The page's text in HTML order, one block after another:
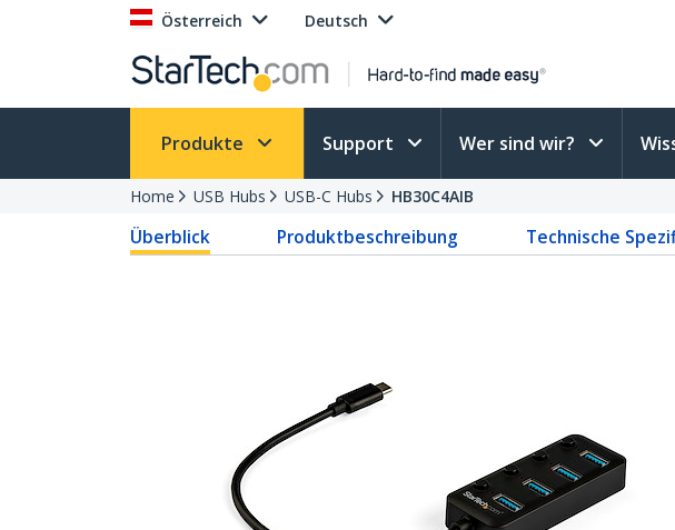
Österreich Deutsch
Produkte Support Wer sind wir?
Home USB Hubs USB-C Hubs HB30C4AIB
Überblick Produktbeschreibung Technische